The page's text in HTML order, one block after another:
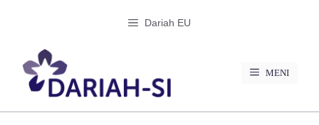
Dariah EU
MENI